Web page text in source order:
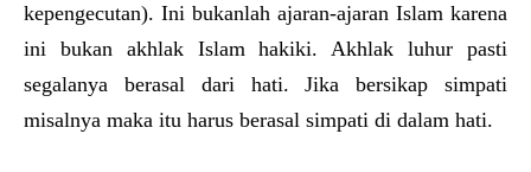
kepengecutan). Ini bukanlah ajaran-ajaran Islam karena
ini bukan akhlak Islam hakiki. Akhlak luhur pasti
segalanya berasal dari hati. Jika bersikap simpati
misalnya maka itu harus berasal simpati di dalam hati.